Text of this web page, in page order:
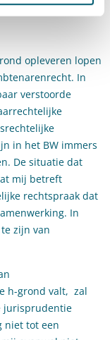
opleveren lopen
In
verstoorde
in het BW immers
De situatie dat
mij betreft
rechtspraak dat
In
zijn van
h-grond valt, zal
jurisprudentie
niet tot een